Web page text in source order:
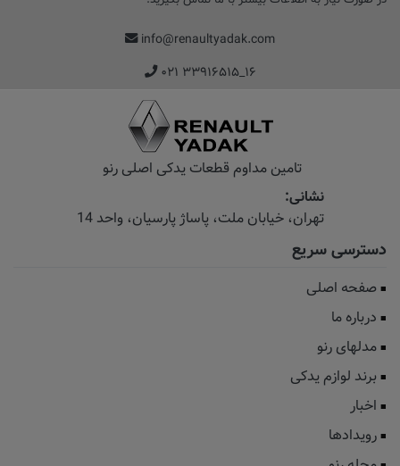
info@renaultyadak.com
۰۲۱ ۳۳۹۱۶۵۱۵_۱۶
تامین مداوم قطعات یدکی اصلی رنو
نشانی:
تهران، خیابان‌ ملت، پاساژ‌ پارسیان، واحد 14
دسترسی سریع
صفحه اصلی
درباره ما
مدلهای رنو
برند لوازم یدکی
اخبار
رویدادها